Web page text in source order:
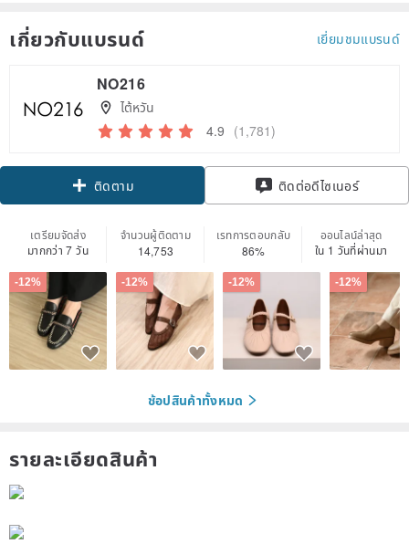
เกี่ยวกับแบรนด์ เยี่ยมชมแบรนด์
NO216
ไต้หวัน
4.9 (1,781)
ติดตาม ติดต่อดีไซเนอร์
เตรียมจัดส่ง
มากกว่า 7 วัน
จำนวนผู้ติดตาม
14,753
เรทการตอบกลับ
86%
ออนไลน์ล่าสุด
ใน 1 วันที่ผ่านมา
-12% -12% -12% -12%
ช้อปสินค้าทั้งหมด
รายละเอียดสินค้า